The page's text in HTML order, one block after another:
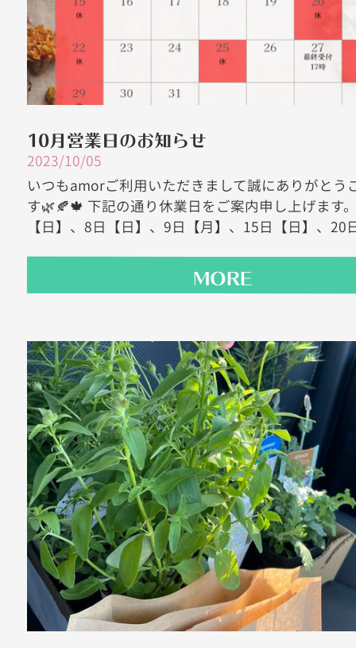
10月営業日のお知らせ
2023/10/05
いつもamorご利用いただきまして誠にありがとう
す🌿🍂🍁 下記の通り休業日をご案内申し上げます
【日】、8日【日】、9日【月】、15日【日】、20
MORE